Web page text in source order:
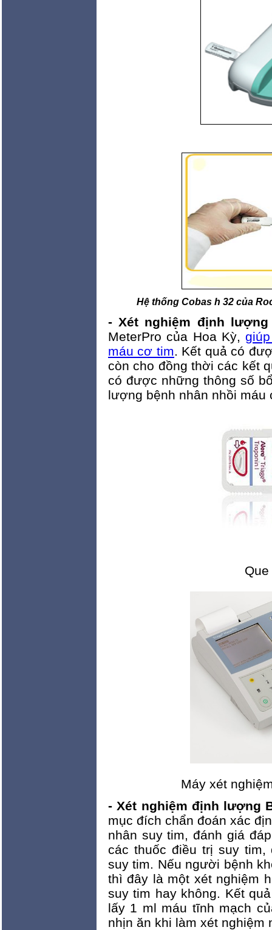
Hệ thống Cobas h 32 của
- Xét nghiệm định
MeterPro của Hoa Kỳ,
máu cơ tim. Kết quả có
còn cho đồng thời các kết
có được những thông số
lượng bệnh nhân nhồi máu
Máy xét
- Xét nghiệm định lượng
mục đích chẩn đoán xác
nhân suy tim, đánh giá
các thuốc điều trị suy
suy tim. Nếu người bệnh
thì đây là một xét nghiệm
suy tim hay không. Kết
lấy 1 ml máu tĩnh mạch
nhịn ăn khi làm xét nghiệm